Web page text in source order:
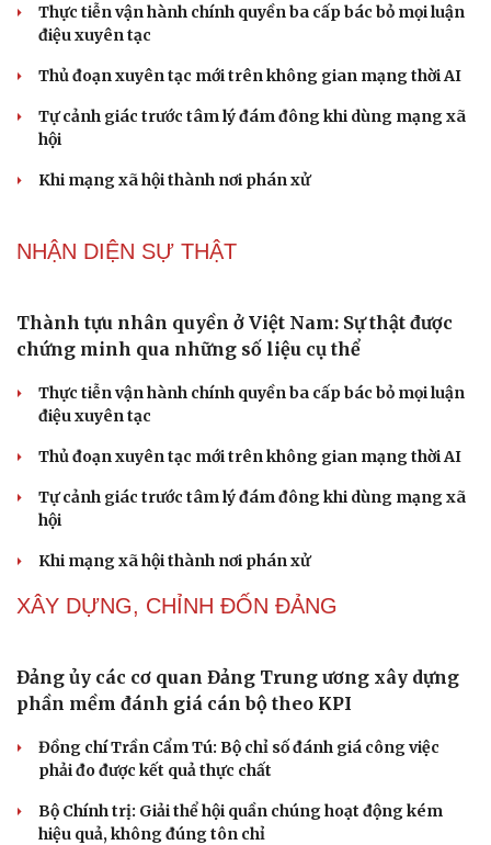
Thực tiễn vận hành chính quyền ba cấp bác bỏ mọi luận
điệu xuyên tạc
Thủ đoạn xuyên tạc mới trên không gian mạng thời AI
Tự cảnh giác trước tâm lý đám đông khi dùng mạng xã
hội
Khi mạng xã hội thành nơi phán xử
NHẬN DIỆN SỰ THẬT
Thành tựu nhân quyền ở Việt Nam: Sự thật được
chứng minh qua những số liệu cụ thể
Thực tiễn vận hành chính quyền ba cấp bác bỏ mọi luận
điệu xuyên tạc
Thủ đoạn xuyên tạc mới trên không gian mạng thời AI
Tự cảnh giác trước tâm lý đám đông khi dùng mạng xã
hội
Khi mạng xã hội thành nơi phán xử
XÂY DỰNG, CHỈNH ĐỐN ĐẢNG
Đảng ủy các cơ quan Đảng Trung ương xây dựng
phần mềm đánh giá cán bộ theo KPI
Đồng chí Trần Cẩm Tú: Bộ chỉ số đánh giá công việc
phải đo được kết quả thực chất
Bộ Chính trị: Giải thể hội quần chúng hoạt động kém
hiệu quả, không đúng tôn chỉ